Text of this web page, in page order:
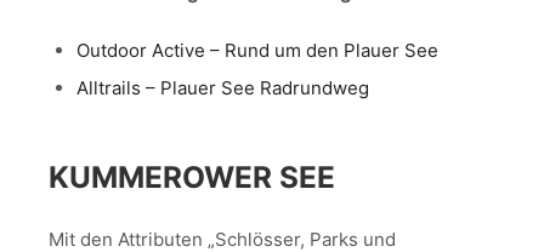
Outdoor Active – Rund um den Plauer See
Alltrails – Plauer See Radrundweg
KUMMEROWER SEE
Mit den Attributen „Schlösser, Parks und